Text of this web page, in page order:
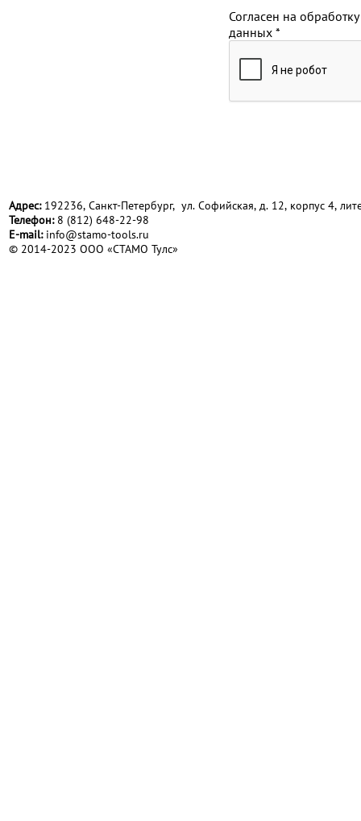
Согласен на обработку
данных *
Адрес:192236, Санкт-Петербург, ул. Софийская, д. 12, корпус 4,
Телефон:8 (812) 648-22-98
Е-mail: info@stamo-tools.ru
© 2014-2023 ООО «СТАМО Тулс»